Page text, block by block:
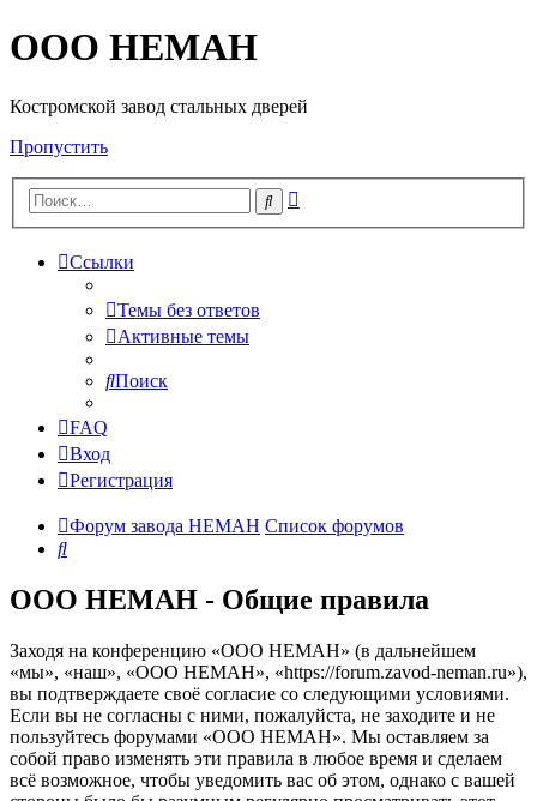
OOO HEMAH
Костромской завод стальных дверей
Пропустить
Поиск
Ссылки
Темы без ответов
Активные темы
Поиск
FAQ
Вход
Регистрация
Форум завода НЕМАН Список форумов
Поиск
OOO HEMAH - Общие правила
Заходя на конференцию «OOO HEMAH» (в дальнейшем
«мы», «наш», «OOO HEMAH», «https://forum.zavod-neman.ru»),
вы подтверждаете своё согласие со следующими условиями.
Если вы не согласны с ними, пожалуйста, не заходите и не
пользуйтесь форумами «OOO HEMAH». Мы оставляем за
собой право изменять эти правила в любое время и сделаем
всё возможное, чтобы уведомить вас об этом, однако с вашей